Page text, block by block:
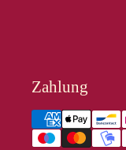
Zahlung